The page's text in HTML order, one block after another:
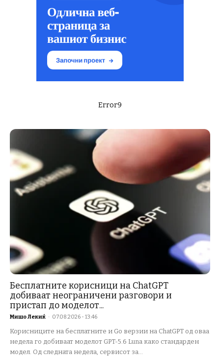
Error9
Бесплатните корисници на ChatGPT
добиваат неограничени разговори и
пристап до моделот...
Мишо Лекиќ - 07.08.2026 - 13:46
Корисниците на бесплатните и Go верзии на ChatGPT од оваа
недела го добиваат моделот GPT-5.6 Luna како стандарден
модел. Од следната недела, сервисот за...